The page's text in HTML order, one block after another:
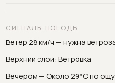
СИГНАЛЫ ПОГОДЫ
Ветер 28 км/ч — нужна
Верхний слой: Ветровка
Вечером — Около 29°C по